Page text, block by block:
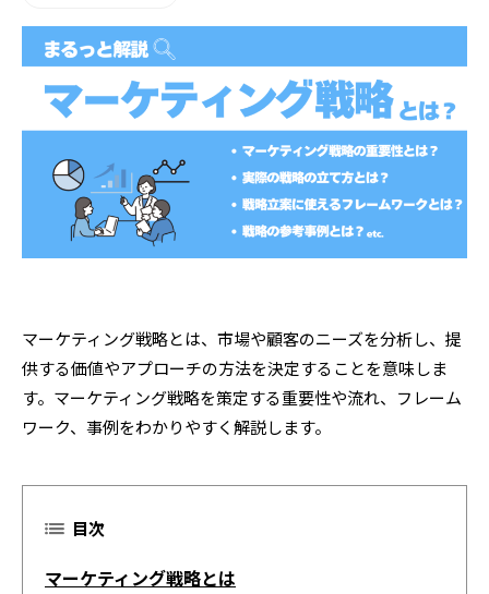
マーケティング戦略とは、市場や顧客のニーズを分析し、提
供する価値やアプローチの方法を決定することを意味しま
す。マーケティング戦略を策定する重要性や流れ、フレーム
ワーク、事例をわかりやすく解説します。
目次
マーケティング戦略とは